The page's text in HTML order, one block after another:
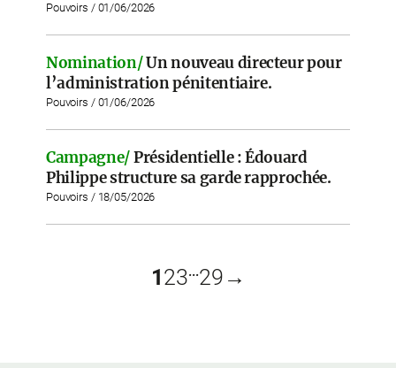
Pouvoirs / 01/06/2026
Nomination/Un nouveau directeur pour
l’administration pénitentiaire.
Pouvoirs / 01/06/2026
Campagne/Présidentielle : Édouard
Philippe structure sa garde rapprochée.
Pouvoirs / 18/05/2026
123...29 →